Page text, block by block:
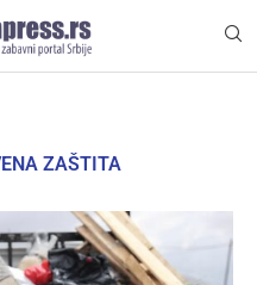
ZAŠTITA